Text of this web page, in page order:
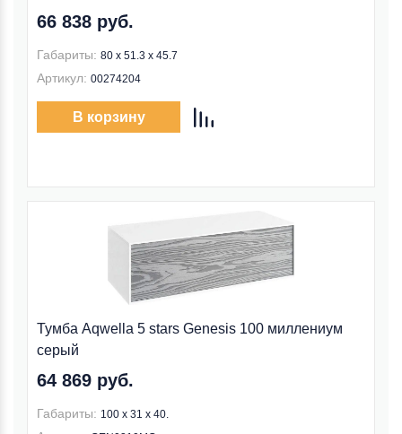
66 838 руб.
Габариты: 80 х 51.3 х 45.7
Артикул: 00274204
В корзину
Тумба Aqwella 5 stars Genesis 100 миллениум
серый
64 869 руб.
Габариты: 100 x 31 x 40.